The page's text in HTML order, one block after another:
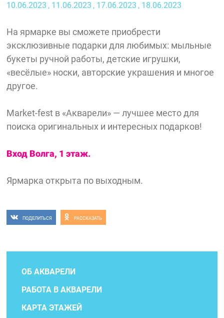
10.06.2023 , 11.06.2023 , 17.06.2023 , 18.06.2023
На ярмарке вы сможете приобрести
эксклюзивные подарки для любимых: мыльные
букеты ручной работы, детские игрушки,
«весёлые» носки, авторские украшения и многое
другое.
Market-fest в «Акварели» — лучшее место для
поиска оригинальных и интересных подарков!
Вход Волга, 1 этаж.
Ярмарка открыта по выходным.
ПОДЕЛИТЬСЯ РАССКАЗАТЬ
ОБ АКВАРЕЛИ
РАБОТА В АКВАРЕЛИ
КАРТА ЭТАЖЕЙ